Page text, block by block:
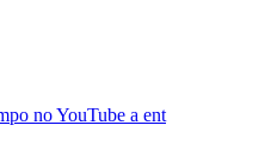
no YouTube a ent